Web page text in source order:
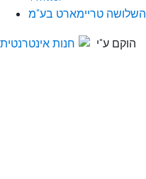
השלושה טריימארט בע"מ
הוקם ע"י חנות אינטרנטית